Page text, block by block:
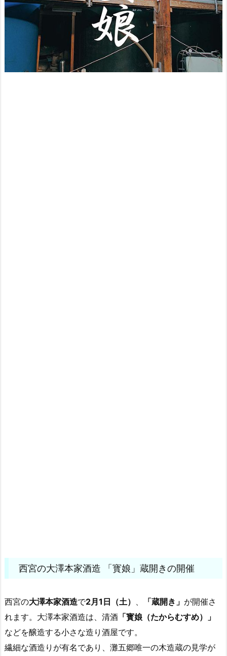
西宮の大澤本家酒造 「寳娘」蔵開きの開催
西宮の大澤本家酒造で2月1日（土） 、 「蔵開き」 が開催さ
れます。大澤本家酒造は、清酒 「寳娘（たからむすめ）」
などを醸造する小さな造り酒屋です。
繊細な酒造りが有名であり、灘五郷唯一の木造蔵の見学が